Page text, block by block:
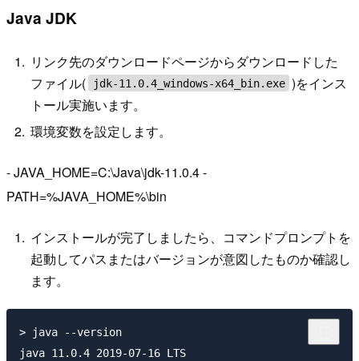
Java JDK
リンク先のダウンロードページからダウンロードした
ファイル(
jdk-11.0.4_windows-x64_bin.exe )をインス
トール実施います。
環境変数を設定します。
- JAVA_HOME=C:\Java\jdk-11.0.4 -
PATH=%JAVA_HOME%\bin
インストールが完了しましたら、コマンドプロンプトを
起動してパスまたはバージョンが意図したものか確認し
ます。
> java --version
java 11.0.4 2019-07-16 LTS